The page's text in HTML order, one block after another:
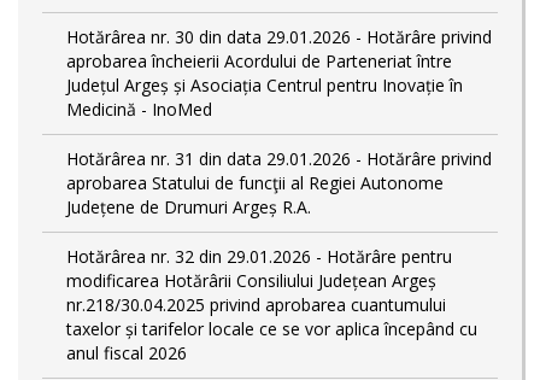
Hotărârea nr. 30 din data 29.01.2026 - Hotărâre privind
aprobarea încheierii Acordului de Parteneriat între
Județul Argeș și Asociația Centrul pentru Inovație în
Medicină - InoMed
Hotărârea nr. 31 din data 29.01.2026 - Hotărâre privind
aprobarea Statului de funcţii al Regiei Autonome
Județene de Drumuri Argeș R.A.
Hotărârea nr. 32 din 29.01.2026 - Hotărâre pentru
modificarea Hotărârii Consiliului Județean Argeș
nr.218/30.04.2025 privind aprobarea cuantumului
taxelor și tarifelor locale ce se vor aplica începând cu
anul fiscal 2026